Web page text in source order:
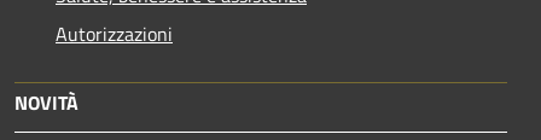
Autorizzazioni
NOVITÀ